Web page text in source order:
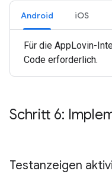
Android iOS
Für die AppLovin-
Code erforderlich.
Schritt 6:
Testanzeigen